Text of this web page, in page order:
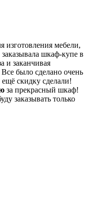
изготовления мебели,
шкаф-купе в
и заканчивая
было сделано очень
скидку сделали!
за прекрасный шкаф!
заказывать только